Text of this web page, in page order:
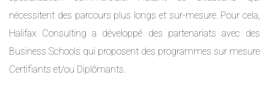
nécessitent des parcours plus longs et sur-mesure. Pour cela,
Halifax Consulting a développé des partenariats avec des
Business Schools qui proposent des programmes sur mesure
Certifiants et/ou Diplômants.